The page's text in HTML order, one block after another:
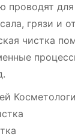
проводят
грязи и
чистка